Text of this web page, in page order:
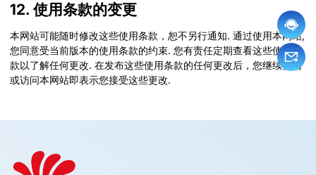
12. 使用条款的变更
本网站可能随时修改这些使用条款，恕不另行通知. 通过使用本网站,
您同意受当前版本的使用条款的约束. 您有责任定期查看这些使用条
款以了解任何更改. 在发布这些使用条款的任何更改后，您继续使用
或访问本网站即表示您接受这些更改.